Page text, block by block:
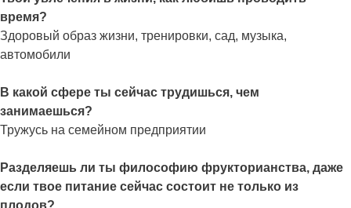
время?
Здоровый образ жизни, тренировки, сад, музыка,
автомобили
В какой сфере ты сейчас трудишься, чем
занимаешься?
Тружусь на семейном предприятии
Разделяешь ли ты философию фрукторианства, даже
если твое питание сейчас состоит не только из
плодов?